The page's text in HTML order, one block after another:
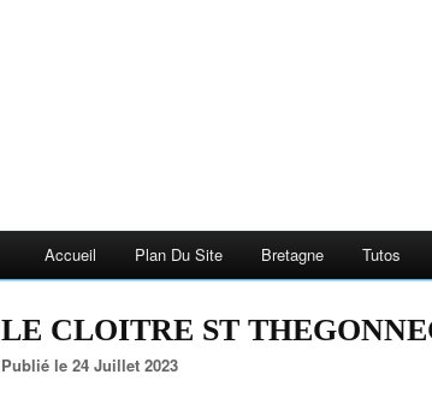
Accueil Plan Du Site Bretagne Tutos
LE CLOITRE ST
Publié le 24 Juillet 2023